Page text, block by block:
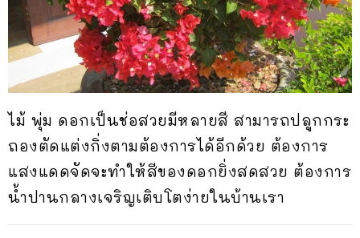
ไม้ พุ่ม ดอกเป็นช่อสวยมีหลายสี สามารถปลูกกระ
ถองตัดแต่งกิ่งตามต้องการได้อีกด้วย ต้องการ
แสงแดดจัดจะทำให้สีของดอกยิ่งสดสวย ต้องการ
น้ำปานกลางเจริญเติบโตง่ายในบ้านเรา